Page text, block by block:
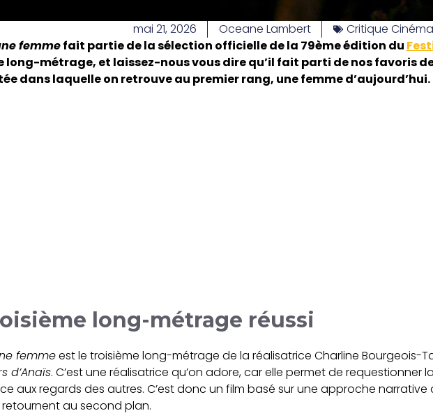
mai 21, 2026 Oceane Lambert
Critique Cinéma
femmefait partie de la sélection officielle de la 79ème édition du
long-métrage, et laissez-nous vous dire qu’il fait parti de nos favoris
dans laquelle on retrouve au premier rang, une femme d’aujourd’hui.
long-métrage réussi
femmeest le troisième long-métrage de la réalisatrice Charline Bourgeois-
d’Anaïs. C’est une réalisatrice qu’on adore, car elle permet de requestionner
aux regards des autres. C’est donc un film basé sur une approche
au second plan.